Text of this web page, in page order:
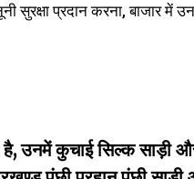
सुरक्षा प्रदान करना, बाजार में
है, उनमें कुचाई सिल्क